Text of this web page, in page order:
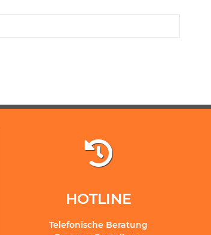
HOTLINE
Telefonische Beratung